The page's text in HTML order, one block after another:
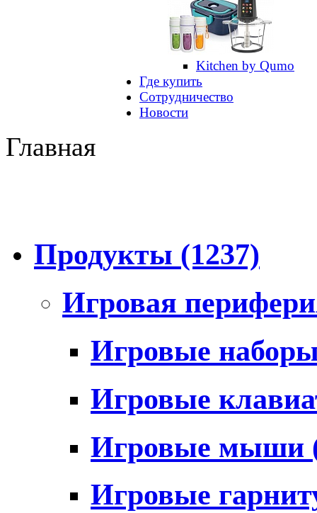
Kitchen by Qumo
Где купить
Сотрудничество
Новости
Главная
Продукты (1237)
Игровая
Игровые
Игровые
Игровые мыши
Игровые